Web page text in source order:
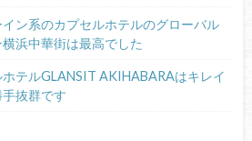
イン系のカプセルホテルのグローバル
浜中華街は最高でした
ホテルGLANSIT AKIHABARAはキレイ
抜群です